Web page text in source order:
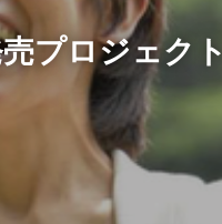
プロジェクト